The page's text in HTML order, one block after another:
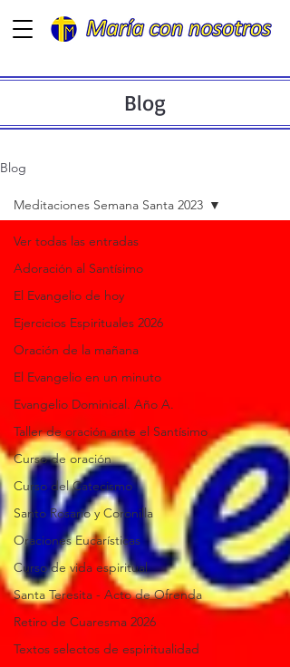
Blog
Blog
Ver todas las entradas
Adoración al Santísimo
El Evangelio de hoy
Ejercicios Espirituales 2026
Oración de la mañana
El Evangelio en un minuto
Evangelio Dominical. Año A.
Taller de oración ante el Santísimo
Curso de oración
Curso del Catecismo
Santo Rosario y Coronilla
Oraciones Eucarísticas
Curso de vida espiritual
Santa Teresita - Acto de Ofrenda
Retiro de Cuaresma 2026
Textos selectos de espiritualidad
Meditaciones Semana Santa 2023